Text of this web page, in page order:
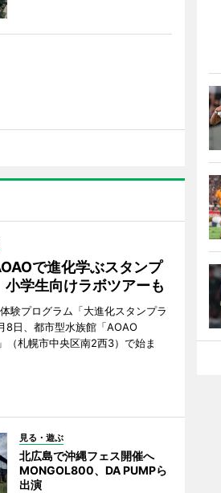
で進化学ぶスタンプ
学生向けラボツアーも
験プログラム「大進化スタンプラ
8日、都市型水族館「AOAO
（札幌市中央区南2西3）で始ま
見る・遊ぶ
北広島で沖縄フェス開催へ
MONGOL800、DA PUMPら
出演